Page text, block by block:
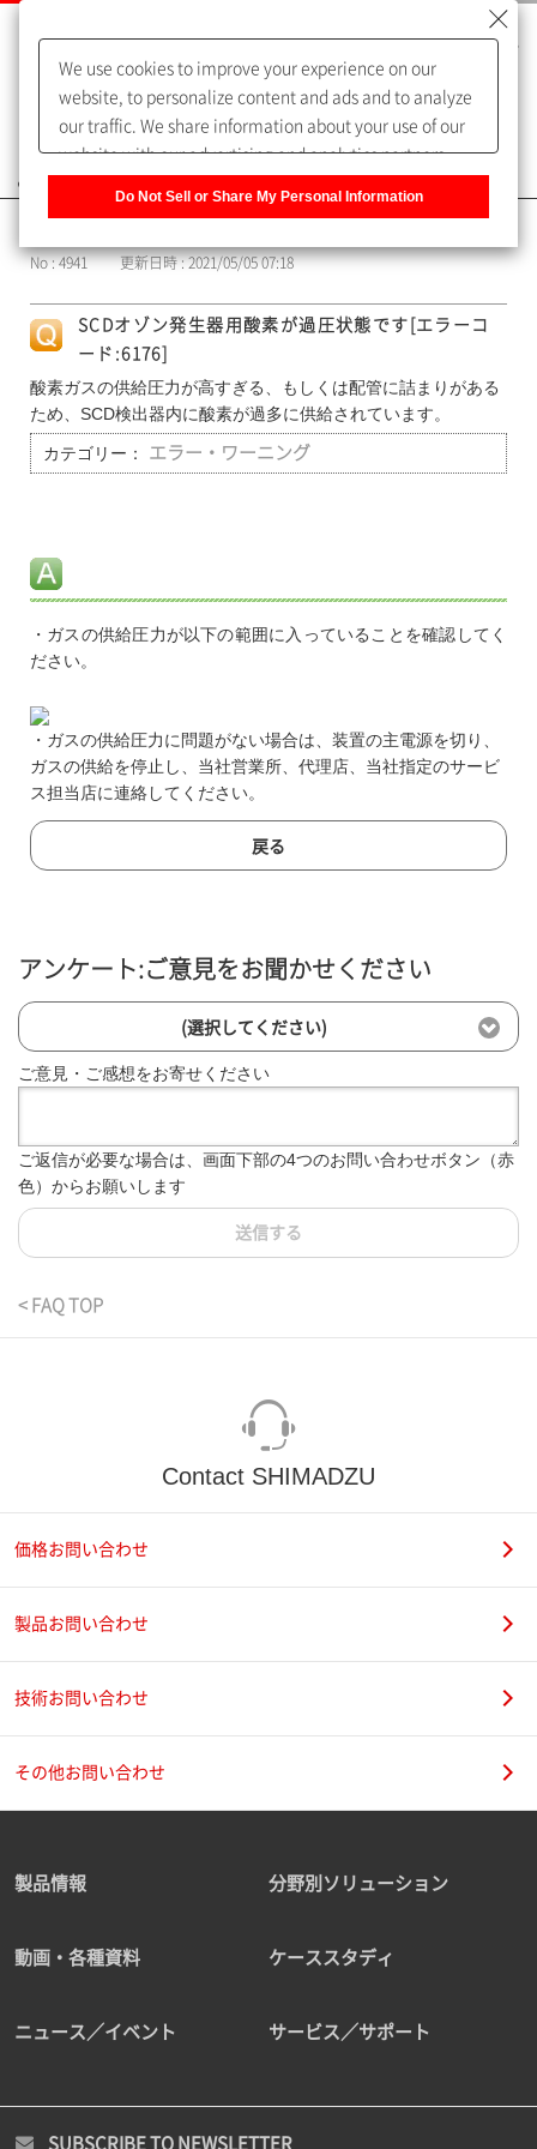
よくあるご質問（FAQ）
No : 4941 更新日時 : 2021/05/05 07:18
SCDオゾン発生器用酸素が過圧状態です[エラーコ
ード:6176]
酸素ガスの供給圧力が高すぎる、もしくは配管に詰まりがある
ため、SCD検出器内に酸素が過多に供給されています。
カテゴリー： エラー・ワーニング
・ガスの供給圧力が以下の範囲に入っていることを確認してく
ださい。
・ガスの供給圧力に問題がない場合は、装置の主電源を切り、
ガスの供給を停止し、当社営業所、代理店、当社指定のサービ
ス担当店に連絡してください。
戻る
アンケート:ご意見をお聞かせください
(選択してください)
ご意見・ご感想をお寄せください
ご返信が必要な場合は、画面下部の4つのお問い合わせボタン（赤
色）からお願いします
送信する
< FAQ TOP
Contact SHIMADZU
価格お問い合わせ
製品お問い合わせ
技術お問い合わせ
その他お問い合わせ
製品情報 分野別ソリューション
動画・各種資料 ケーススタディ
ニュース／イベント サービス／サポート
SUBSCRIBE TO NEWSLETTER
We use cookies to improve your experience on our
website, to personalize content and ads and to analyze
our traffic. We share information about your use of our
website with our advertising and analytics partners,
of our sharing information about you with our partners.
Information] to customize your cookie settings on our
website.Privacy Policy
Do Not Sell or Share My Personal Information